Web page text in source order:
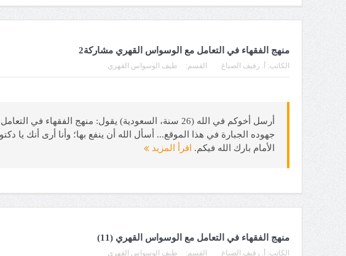
منهج الفقهاء في التعامل مع الوسواس القهري مشاركة2
الكاتب: أ. رفيف الصباغ القسم: طيف الوسواس القهري
أرسل أخوكم في الله (26 سنة، السعودية) يقول: منهج
جهوده الجبارة في هذا الموقع... أسأل الله أن ينفع بها؛ وأنا أرى أنك
الأمام بارك الله فيكم.
اقرأ المزيد
منهج الفقهاء في التعامل مع الوسواس القهري (11)
الكاتب: أ. رفيف الصباغ القسم: طيف الوسواس القهري